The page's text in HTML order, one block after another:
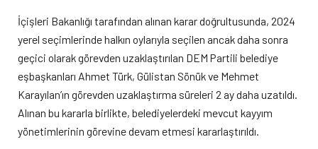
İçişleri Bakanlığı tarafından alınan karar doğrultusunda, 2024
yerel seçimlerinde halkın oylarıyla seçilen ancak daha sonra
geçici olarak görevden uzaklaştırılan DEM Partili belediye
eşbaşkanları Ahmet Türk, Gülistan Sönük ve Mehmet
Karayılan’ın görevden uzaklaştırma süreleri 2 ay daha uzatıldı.
Alınan bu kararla birlikte, belediyelerdeki mevcut kayyım
yönetimlerinin görevine devam etmesi kararlaştırıldı.